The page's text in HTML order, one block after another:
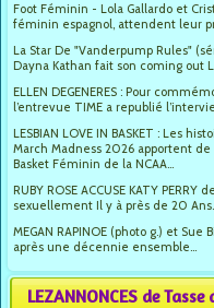
Foot Féminin - Lola Gallardo et
féminin espagnol, attendent leur
La Star De "Vanderpump Rules"
Dayna Kathan fait son coming out
ELLEN DEGENERES : Pour
l’entrevue TIME a republié
LESBIAN LOVE IN BASKET : Les
March Madness 2026 apportent
Basket Féminin de la NCAA...
RUBY ROSE ACCUSE KATY PERRY
sexuellement Il y à près de 20
MEGAN RAPINOE (photo g.) et
après une décennie ensemble...
LEZANNONCES de Tasse